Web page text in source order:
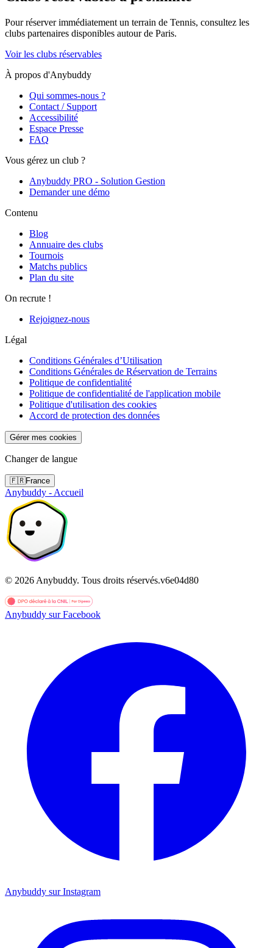
Pour réserver immédiatement un terrain de Tennis, consultez les
clubs partenaires disponibles autour de Paris.
Voir les clubs réservables
À propos d'Anybuddy
Qui sommes-nous ?
Contact / Support
Accessibilité
Espace Presse
FAQ
Vous gérez un club ?
Anybuddy PRO - Solution Gestion
Demander une démo
Contenu
Blog
Annuaire des clubs
Tournois
Matchs publics
Plan du site
On recrute !
Rejoignez-nous
Légal
Conditions Générales d’Utilisation
Conditions Générales de Réservation de Terrains
Politique de confidentialité
Politique de confidentialité de l'application mobile
Politique d'utilisation des cookies
Accord de protection des données
Gérer mes cookies
Changer de langue
🇫🇷France
Anybuddy - Accueil
© 2026 Anybuddy. Tous droits réservés.v6e04d80
Anybuddy sur Facebook
Anybuddy sur Instagram